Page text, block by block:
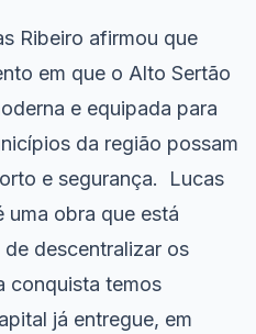
Ribeiro afirmou que
em que o Alto Sertão
e equipada para
da região possam
e segurança. Lucas
uma obra que está
descentralizar os
conquista temos
já entregue, em